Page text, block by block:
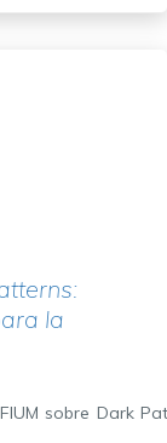
la
sobre Dark